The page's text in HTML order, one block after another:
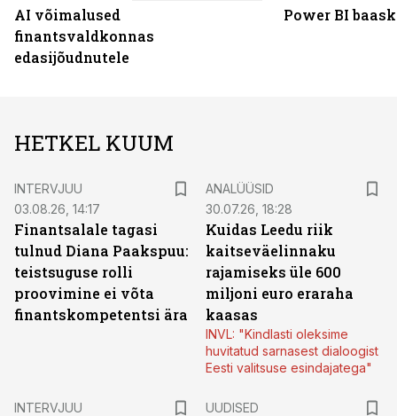
AI võimalused
finantsvaldkonnas
edasijõudnutele
Power BI
HETKEL KUUM
INTERVJUU
03.08.26, 14:17
Finantsalale tagasi
tulnud Diana Paakspuu:
teistsuguse rolli
proovimine ei võta
finantskompetentsi ära
ANALÜÜSID
30.07.26, 18:28
Kuidas Leedu riik
kaitseväelinnaku
rajamiseks üle 600
miljoni euro eraraha
kaasas
INVL: "Kindlasti oleksime
huvitatud sarnasest dialoogist
Eesti valitsuse esindajatega"
INTERVJUU
UUDISED